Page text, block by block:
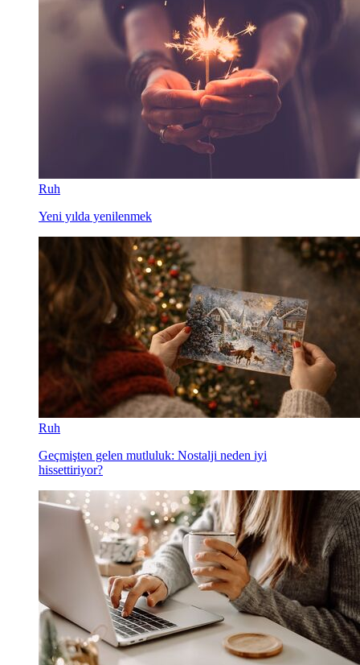
Ruh
Yeni yılda yenilenmek
Ruh
Geçmişten gelen mutluluk: Nostalji neden iyi
hissettiriyor?